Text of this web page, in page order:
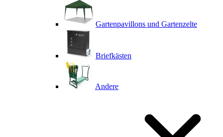
Gartenpavillons und Gartenzelte
Briefkästen
Andere